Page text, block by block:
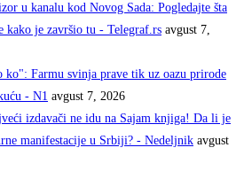
u kanalu kod Novog Sada: Pogledajte šta
je završio tu - Telegraf.rs avgust 7,
Farmu svinja prave tik uz oazu prirode
- N1 avgust 7, 2026
izdavači ne idu na Sajam knjiga! Da li je
manifestacije u Srbiji? - Nedeljnik avgust